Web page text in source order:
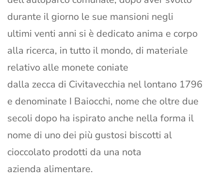
durante il giorno le sue mansioni negli
ultimi venti anni si è dedicato anima e corpo
alla ricerca, in tutto il mondo, di materiale
relativo alle monete coniate
dalla zecca di Civitavecchia nel lontano 1796
e denominate I Baiocchi, nome che oltre due
secoli dopo ha ispirato anche nella forma il
nome di uno dei più gustosi biscotti al
cioccolato prodotti da una nota
azienda alimentare.